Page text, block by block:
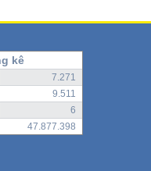
kê
7.271
9.511
6
47.877.398